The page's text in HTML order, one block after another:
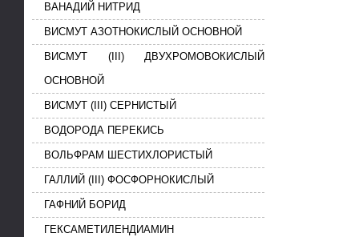
ВАНАДИЙ НИТРИД
ВИСМУТ АЗОТНОКИСЛЫЙ ОСНОВНОЙ
ВИСМУТ (III) ДВУХРОМОВОКИСЛЫЙ
ОСНОВНОЙ
ВИСМУТ (III) СЕРНИСТЫЙ
ВОДОРОДА ПЕРЕКИСЬ
ВОЛЬФРАМ ШЕСТИХЛОРИСТЫЙ
ГАЛЛИЙ (III) ФОСФОРНОКИСЛЫЙ
ГАФНИЙ БОРИД
ГЕКСАМЕТИЛЕНДИАМИН